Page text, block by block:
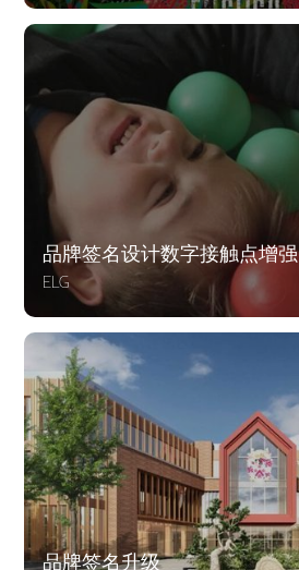
品牌签名设计数字接触点增强
ELG
品牌签名升级